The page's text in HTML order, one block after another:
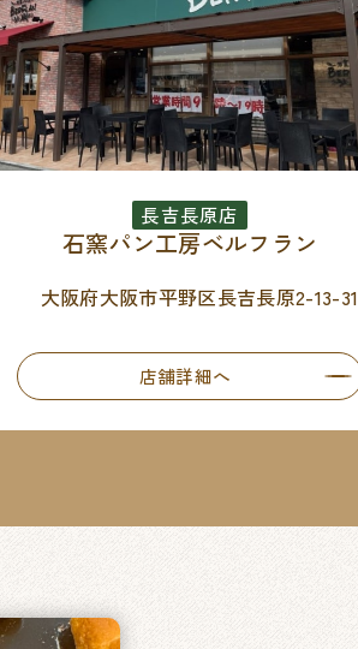
長吉長原店
石窯パン工房ベルフラン
大阪府大阪市平野区長吉長原2-13-31
店舗詳細へ